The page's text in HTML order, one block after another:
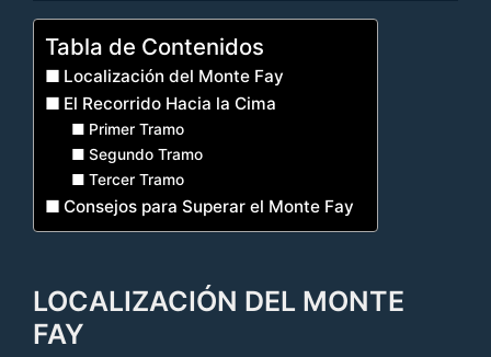
Tabla de Contenidos
Localización del Monte Fay
El Recorrido Hacia la Cima
Primer Tramo
Segundo Tramo
Tercer Tramo
Consejos para Superar el Monte Fay
LOCALIZACIÓN DEL MONTE
FAY